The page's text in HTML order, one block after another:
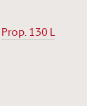
Prop. 130 L